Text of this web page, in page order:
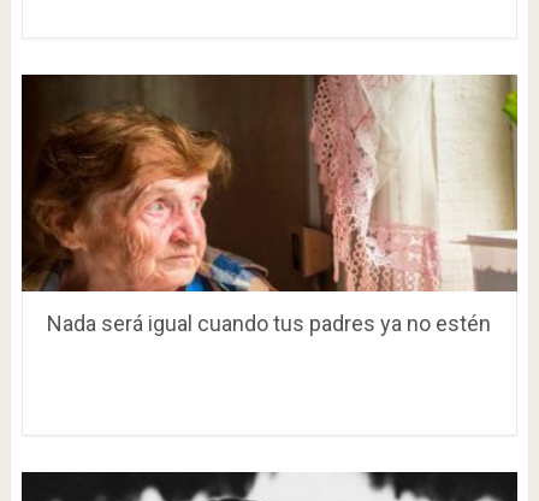
Nada será igual cuando tus padres ya no estén